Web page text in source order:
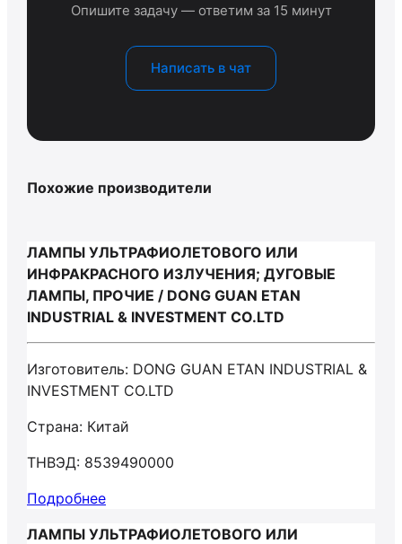
Опишите задачу — ответим за 15 минут
Написать в чат
Похожие производители
ЛАМПЫ УЛЬТРАФИОЛЕТОВОГО ИЛИ
ИНФРАКРАСНОГО ИЗЛУЧЕНИЯ; ДУГОВЫЕ
ЛАМПЫ, ПРОЧИЕ / DONG GUAN ETAN
INDUSTRIAL & INVESTMENT CO.LTD
Изготовитель: DONG GUAN ETAN INDUSTRIAL &
INVESTMENT CO.LTD
Страна: Китай
ТНВЭД: 8539490000
Подробнее
ЛАМПЫ УЛЬТРАФИОЛЕТОВОГО ИЛИ